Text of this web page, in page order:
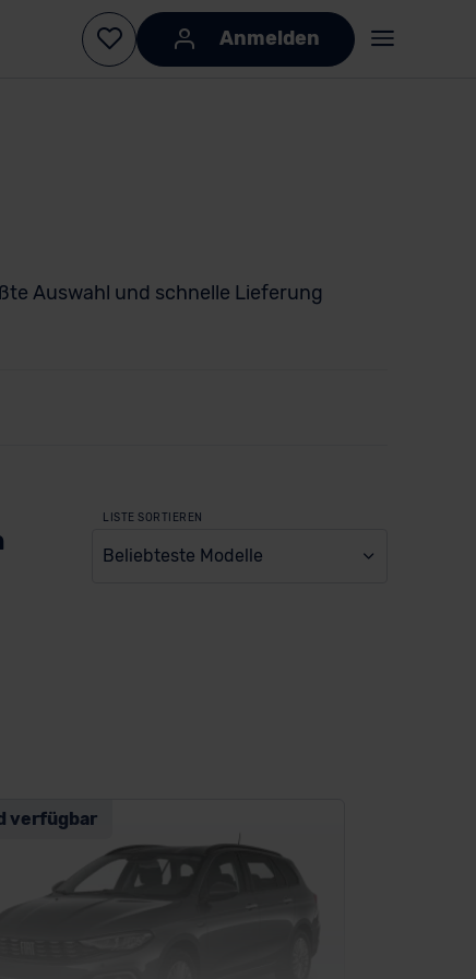
Anmelden
Auswahl und schnelle Lieferung
LISTE SORTIEREN
Beliebteste Modelle
verfügbar